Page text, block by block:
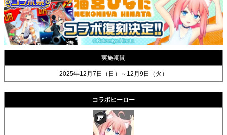
実施期間
2025年12月7日（日）～12月9日（火）
コラボヒーロー